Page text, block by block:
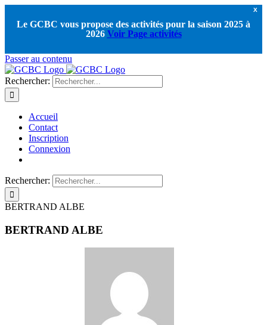
X
Le GCBC vous propose des activités pour la saison 2025 à
2026 Voir Page activités
Passer au contenu
Rechercher:
Accueil
Contact
Inscription
Connexion
Rechercher:
BERTRAND ALBE
BERTRAND ALBE